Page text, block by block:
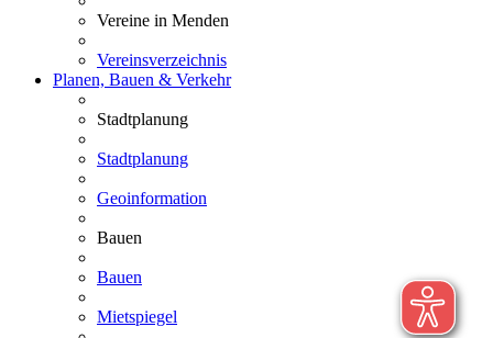
Vereine in Menden
Vereinsverzeichnis
Planen, Bauen & Verkehr
Stadtplanung
Stadtplanung
Geoinformation
Bauen
Bauen
Mietspiegel